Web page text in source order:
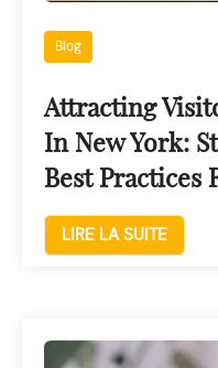
Blog
Attracting
In New York:
Best Practices
LIRE LA SUITE